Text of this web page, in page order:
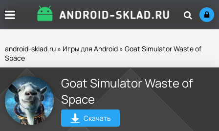
android-sklad.ru » Игры для Android » Goat Simulator Waste of
Space
Goat Simulator Waste of
Space
Скачать